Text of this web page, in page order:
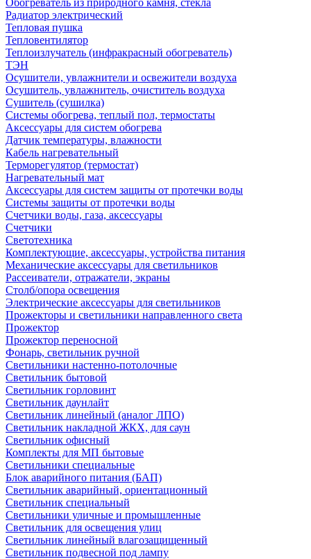
Обогреватель из природного камня, стекла
Радиатор электрический
Тепловая пушка
Тепловентилятор
Теплоизлучатель (инфракрасный обогреватель)
ТЭН
Осушители, увлажнители и освежители воздуха
Осушитель, увлажнитель, очиститель воздуха
Сушитель (сушилка)
Системы обогрева, теплый пол, термостаты
Аксессуары для систем обогрева
Датчик температуры, влажности
Кабель нагревательный
Терморегулятор (термостат)
Нагревательный мат
Аксессуары для систем защиты от протечки воды
Системы защиты от протечки воды
Счетчики воды, газа, аксессуары
Счетчики
Светотехника
Комплектующие, аксессуары, устройства питания
Механические аксессуары для светильников
Рассеиватели, отражатели, экраны
Столб/опора освещения
Электрические аксессуары для светильников
Прожекторы и светильники направленного света
Прожектор
Прожектор переносной
Фонарь, светильник ручной
Светильники настенно-потолочные
Светильник бытовой
Светильник горловинт
Светильник даунлайт
Светильник линейный (аналог ЛПО)
Светильник накладной ЖКХ, для саун
Светильник офисный
Комплекты для МП бытовые
Светильники специальные
Блок аварийного питания (БАП)
Светильник аварийный, ориентационный
Светильник специальный
Светильники уличные и промышленные
Светильник для освещения улиц
Светильник линейный влагозащищенный
Светильник подвесной под лампу